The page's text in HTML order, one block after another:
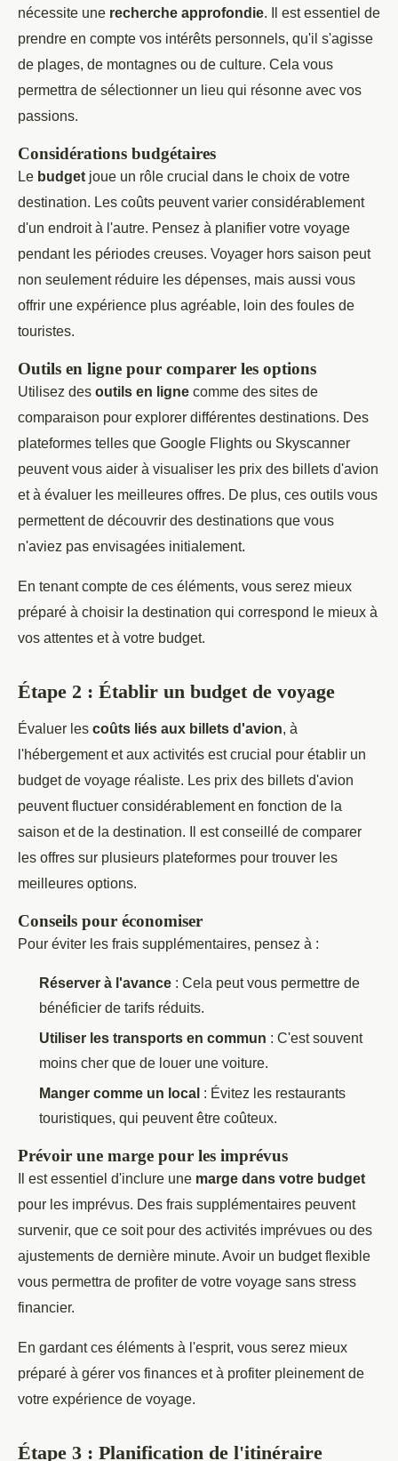
nécessite une recherche approfondie. Il est essentiel de
prendre en compte vos intérêts personnels, qu'il s'agisse
de plages, de montagnes ou de culture. Cela vous
permettra de sélectionner un lieu qui résonne avec vos
passions.
Considérations budgétaires
Le budget joue un rôle crucial dans le choix de votre
destination. Les coûts peuvent varier considérablement
d'un endroit à l'autre. Pensez à planifier votre voyage
pendant les périodes creuses. Voyager hors saison peut
non seulement réduire les dépenses, mais aussi vous
offrir une expérience plus agréable, loin des foules de
touristes.
Outils en ligne pour comparer les options
Utilisez des outils en ligne comme des sites de
comparaison pour explorer différentes destinations. Des
plateformes telles que Google Flights ou Skyscanner
peuvent vous aider à visualiser les prix des billets d'avion
et à évaluer les meilleures offres. De plus, ces outils vous
permettent de découvrir des destinations que vous
n'aviez pas envisagées initialement.
En tenant compte de ces éléments, vous serez mieux
préparé à choisir la destination qui correspond le mieux à
vos attentes et à votre budget.
Étape 2 : Établir un budget de voyage
Évaluer les coûts liés aux billets d'avion, à
l'hébergement et aux activités est crucial pour établir un
budget de voyage réaliste. Les prix des billets d'avion
peuvent fluctuer considérablement en fonction de la
saison et de la destination. Il est conseillé de comparer
les offres sur plusieurs plateformes pour trouver les
meilleures options.
Conseils pour économiser
Pour éviter les frais supplémentaires, pensez à :
Réserver à l'avance : Cela peut vous permettre de
bénéficier de tarifs réduits.
Utiliser les transports en commun : C'est souvent
moins cher que de louer une voiture.
Manger comme un local : Évitez les restaurants
touristiques, qui peuvent être coûteux.
Prévoir une marge pour les imprévus
Il est essentiel d'inclure une marge dans votre budget
pour les imprévus. Des frais supplémentaires peuvent
survenir, que ce soit pour des activités imprévues ou des
ajustements de dernière minute. Avoir un budget flexible
vous permettra de profiter de votre voyage sans stress
financier.
En gardant ces éléments à l'esprit, vous serez mieux
préparé à gérer vos finances et à profiter pleinement de
votre expérience de voyage.
Étape 3 : Planification de l'itinéraire